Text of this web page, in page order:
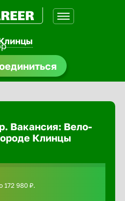
Абакан
Вакансия: Вело-
Клинцы
172 980 ₽.